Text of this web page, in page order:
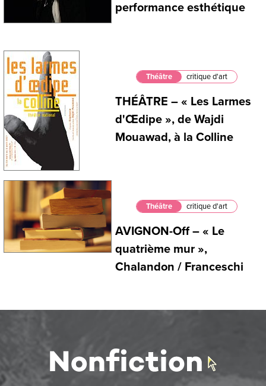
performance esthétique
Théâtre critique d'art
THÉÂTRE – « Les Larmes
d'Œdipe », de Wajdi
Mouawad, à la Colline
Théâtre critique d'art
AVIGNON-Off – « Le
quatrième mur »,
Chalandon / Franceschi